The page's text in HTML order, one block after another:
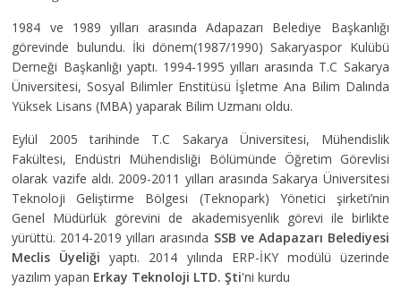
1984 ve 1989 yılları arasında Adapazarı Belediye Başkanlığı
görevinde bulundu. İki dönem(1987/1990) Sakaryaspor Kulübü
Derneği Başkanlığı yaptı. 1994-1995 yılları arasında T.C Sakarya
Üniversitesi, Sosyal Bilimler Enstitüsü İşletme Ana Bilim Dalında
Yüksek Lisans (MBA) yaparak Bilim Uzmanı oldu.
Eylül 2005 tarihinde T.C Sakarya Üniversitesi, Mühendislik
Fakültesi, Endüstri Mühendisliği Bölümünde Öğretim Görevlisi
olarak vazife aldı. 2009-2011 yılları arasında Sakarya Üniversitesi
Teknoloji Geliştirme Bölgesi (Teknopark) Yönetici şirketi’nin
Genel Müdürlük görevini de akademisyenlik görevi ile birlikte
yürüttü. 2014-2019 yılları arasında SSB ve Adapazarı Belediyesi
Meclis Üyeliği yaptı. 2014 yılında ERP-İKY modülü üzerinde
yazılım yapan Erkay Teknoloji LTD. Şti'ni kurdu